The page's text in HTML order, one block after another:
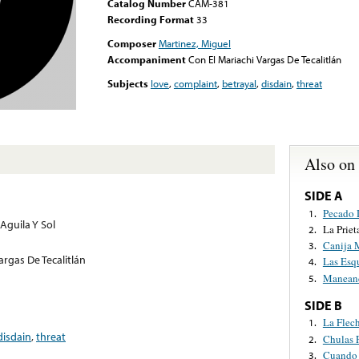
Catalog NumberCAM-381
Recording Format33
ComposerMartinez, Miguel
AccompanimentCon El Mariachi Vargas De Tecalitlán
Subjects love,complaint, betrayal,disdain,threat
Y Sol
De Tecalitlán
,threat
Also
SIDE A
1. Pecado
2. La
3. Canija
4. Las
5.
SIDE B
1. La
2. Chulas
3.